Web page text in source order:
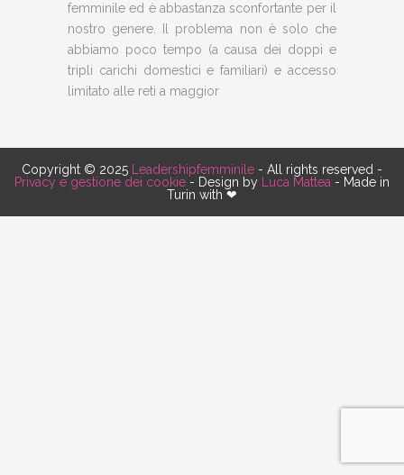
femminile ed è abbastanza sconfortante per il
nostro genere. Il problema non è solo che
abbiamo poco tempo (a causa dei doppi e
tripli carichi domestici e familiari) e accesso
limitato alle reti a maggior
Copyright © 2025 Leadershipfemminile - All rights reserved -
Privacy e gestione dei cookie - Design by Luca Mattea - Made in
Turin with ❤